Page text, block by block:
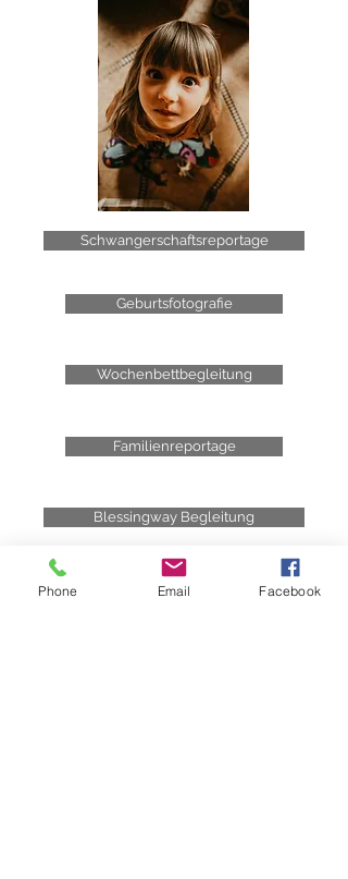
Schwangerschaftsreportage
Geburtsfotografie
Wochenbettbegleitung
Familienreportage
Blessingway Begleitung
Phone Email Facebook